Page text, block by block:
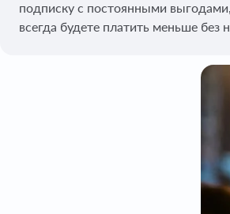
подписку с постоянными
всегда будете платить меньше без